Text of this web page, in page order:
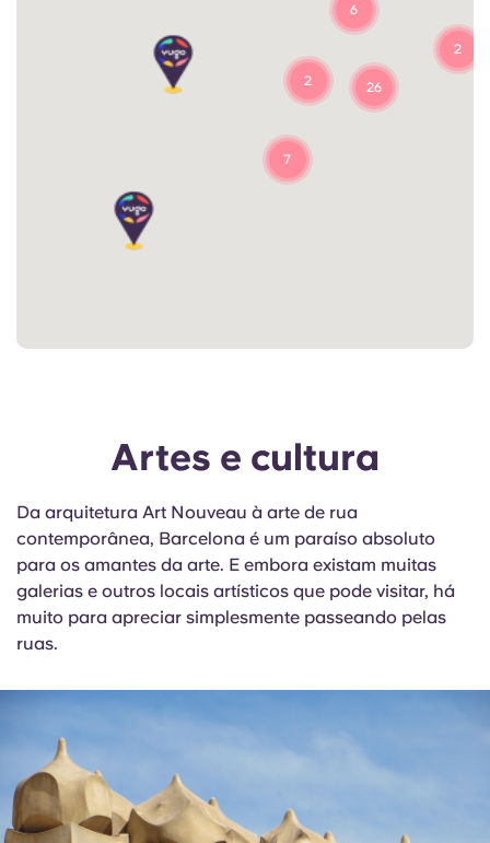
6
26
7
2
2
Artes e cultura
Da arquitetura Art Nouveau à arte de rua
contemporânea, Barcelona é um paraíso absoluto
para os amantes da arte. E embora existam muitas
galerias e outros locais artísticos que pode visitar, há
muito para apreciar simplesmente passeando pelas
ruas.